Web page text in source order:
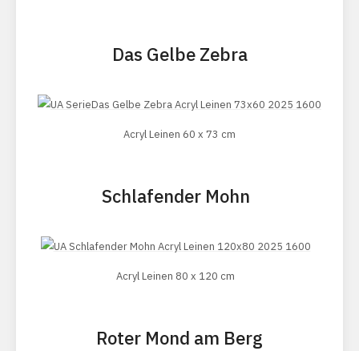
Das Gelbe Zebra
Acryl Leinen 60 x 73 cm
Schlafender Mohn
Acryl Leinen 80 x 120 cm
Roter Mond am Berg